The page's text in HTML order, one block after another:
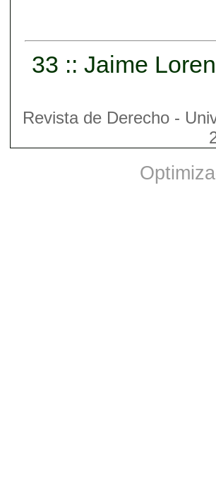
33 :: Jaime
Revista de Derecho -